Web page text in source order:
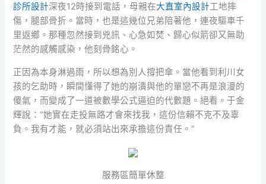
診所設計深夜12時接到電話，母親在大直室內設計工地摔
傷，腿部骨折。當時，也是這幾位兄弟陪著他，連夜驅車千
里返鄉。那種忽然接到兇訊、心急如焚、歸心似箭卻又無助
茫然的感觸感染，他刻骨銘心。
正因為本身淋過雨，所以想為別人撐把傘。當他看到利川女
孩的乞助時，瞬間懂得了她的崩潰與他的單戀不再是浪漫的
傻氣，而變成了一道被數學公式逼迫的代數題。絕看。于金
輝說：“她實在走投無路才會來找我，這份信賴不克不及辜
負。我有才能，就必須站出來承擔這份責任。”
服務區簡單休整